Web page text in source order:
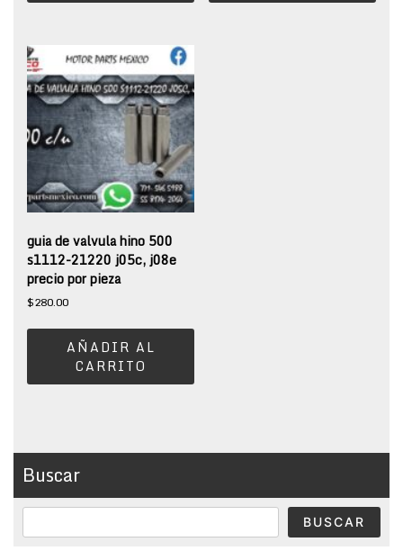
guia de valvula hino 500
s1112-21220 j05c, j08e
precio por pieza
$280.00
AÑADIR AL
CARRITO
Buscar
BUSCAR